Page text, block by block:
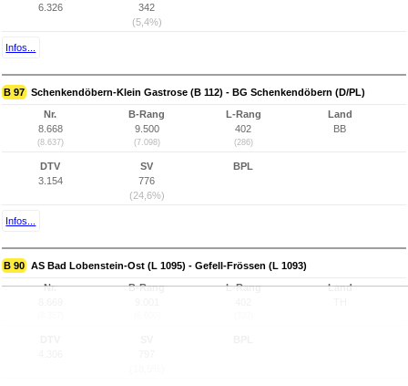
6.326
342
(5,4%)
Infos...
B 97 Schenkendöbern-Klein Gastrose (B 112) - BG Schenkendöbern (D/PL)
Nr.
8.668
(8.637)
B-Rang
9.500
(7.098)
L-Rang
402
(286)
Land
BB
DTV
3.154
SV
776
(24,6%)
BPL
Infos...
B 90 AS Bad Lobenstein-Ost (L 1095) - Gefell-Frössen (L 1093)
Nr.
B-Rang
L-Rang
Land